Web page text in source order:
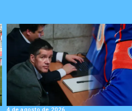
4 de agosto de 2026